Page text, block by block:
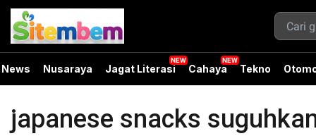
News Nusaraya Jagat Literasi Cahaya Tekno
japanese snacks